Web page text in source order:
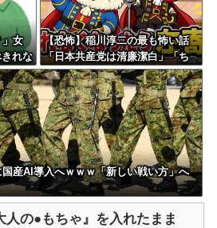
」女
れな
たく
っ
【恐怖】稲川淳二の最も怖い話
「日本共産党は清廉潔白」「ち
ゃんと自力で資金を集めて活動
してる」
産AI導入へｗｗｗ「新しい戦い方」へ
人の●もちゃ』を入れたまま